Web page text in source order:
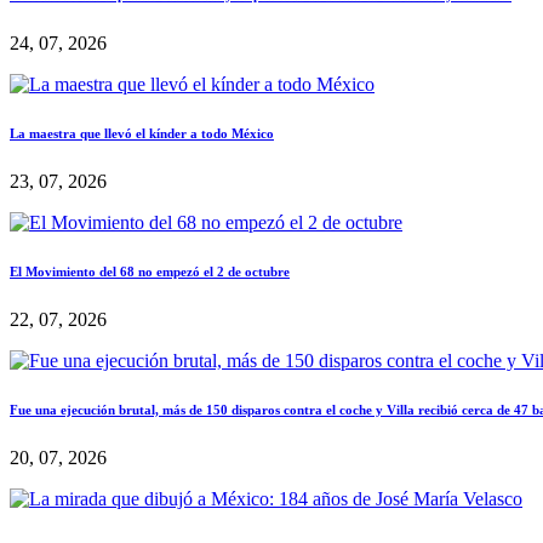
24, 07, 2026
La maestra que llevó el kínder a todo México
23, 07, 2026
El Movimiento del 68 no empezó el 2 de octubre
22, 07, 2026
Fue una ejecución brutal, más de 150 disparos contra el coche y Villa recibió cerca de 47
20, 07, 2026